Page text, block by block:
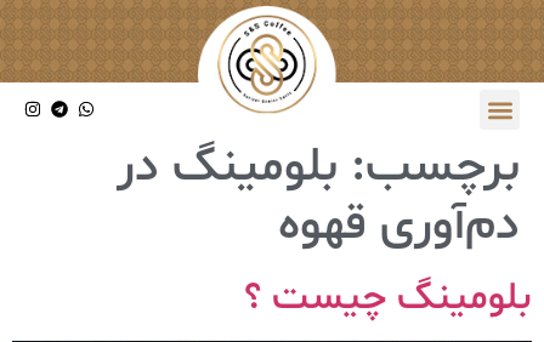
برچسب: بلومینگ در
دم‌آوری قهوه
بلومینگ چیست ؟